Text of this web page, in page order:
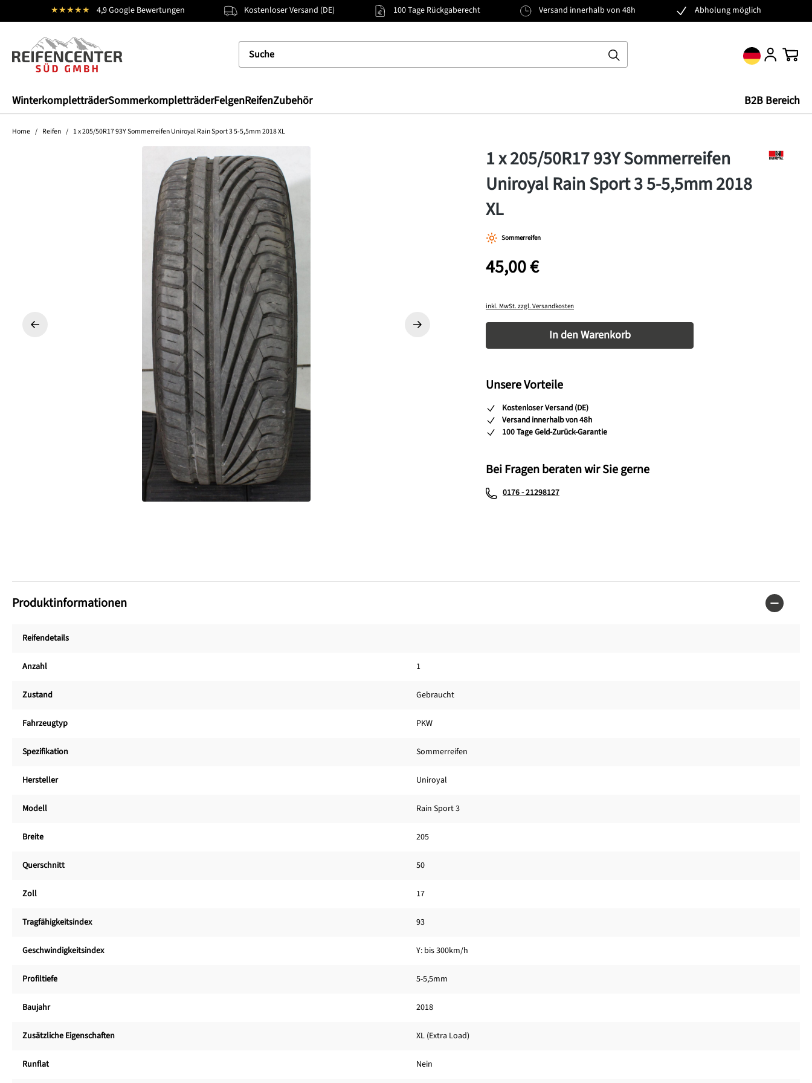
Zur Hauptnavigation springen
★★★★★ 4,9 Google Bewertungen Kostenloser Versand (DE) 100 Tage Rückgaberecht Versand innerhalb von 48h Abholung möglich
WinterkompletträderSommerkompletträderFelgenReifenZubehör B2B Bereich
Home / Reifen / 1 x 205/50R17 93Y Sommerreifen Uniroyal Rain Sport 3 5-5,5mm 2018 XL
1 x 205/50R17 93Y Sommerreifen
Uniroyal Rain Sport 3 5-5,5mm 2018
XL
Sommerreifen
45,00 €
inkl. MwSt. zzgl. Versandkosten
Produkt Anzahl: Gib den gewünschten Wert ein oder
In den Warenkorb
Unsere Vorteile
Kostenloser Versand (DE)
Versand innerhalb von 48h
100 Tage Geld-Zurück-Garantie
Bei Fragen beraten wir Sie gerne
0176 - 21298127
Produktinformationen
Reifendetails
Anzahl 1
Zustand Gebraucht
Fahrzeugtyp PKW
Spezifikation Sommerreifen
Hersteller Uniroyal
Modell Rain Sport 3
Breite 205
Querschnitt 50
Zoll 17
Tragfähigkeitsindex 93
Geschwindigkeitsindex Y: bis 300km/h
Profiltiefe 5-5,5mm
Baujahr 2018
Zusätzliche Eigenschaften XL (Extra Load)
Runflat Nein